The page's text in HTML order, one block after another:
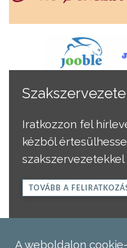
Iratkozzon fel
kézből
TOVÁBB A
A weboldalon